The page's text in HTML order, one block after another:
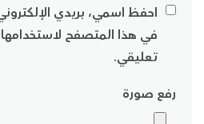
احفظ اسمي، بريدي
في هذا المتصفح لاستخدامها
تعليقي.
رفع صورة